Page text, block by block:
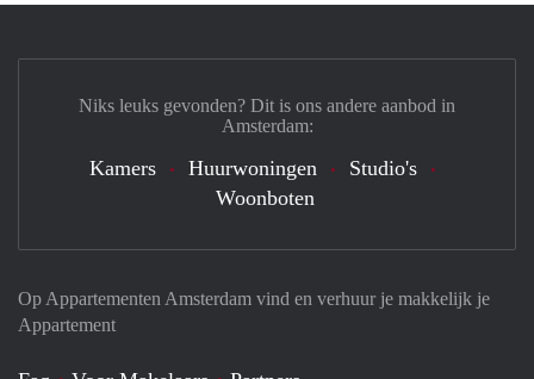
Op Appartementen Amsterdam vind en verhuur je makkelijk je
Appartement
Niks leuks gevonden? Dit is ons andere aanbod in
Amsterdam:
Kamers Huurwoningen
Studio's
Woonboten